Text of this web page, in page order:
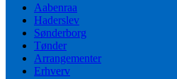
Aabenraa
Haderslev
Sønderborg
Tønder
Arrangementer
Erhverv